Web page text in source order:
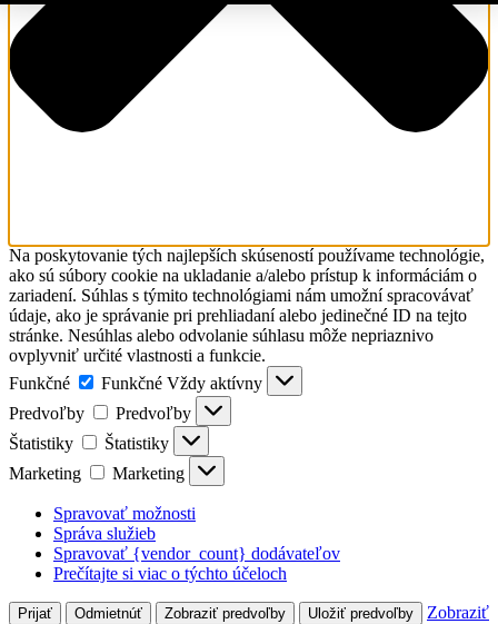
Na poskytovanie tých najlepších skúseností používame technológie,
ako sú súbory cookie na ukladanie a/alebo prístup k informáciám o
zariadení. Súhlas s týmito technológiami nám umožní spracovávať
údaje, ako je správanie pri prehliadaní alebo jedinečné ID na tejto
stránke. Nesúhlas alebo odvolanie súhlasu môže nepriaznivo
ovplyvniť určité vlastnosti a funkcie.
Funkčné
Funkčné Vždy aktívny
Predvoľby
Predvoľby
Štatistiky
Štatistiky
Marketing
Marketing
Spravovať možnosti
Správa služieb
Spravovať {vendor_count} dodávateľov
Prečítajte si viac o týchto účeloch
Prijať Odmietnúť Zobraziť predvoľby Uložiť predvoľby
Zobraziť